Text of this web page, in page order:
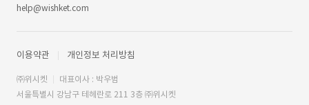
help@wishket.com
이용약관 개인정보 처리방침
㈜위시켓
대표이사 : 박우범
서울특별시 강남구 테헤란로 211 3층 ㈜위시켓